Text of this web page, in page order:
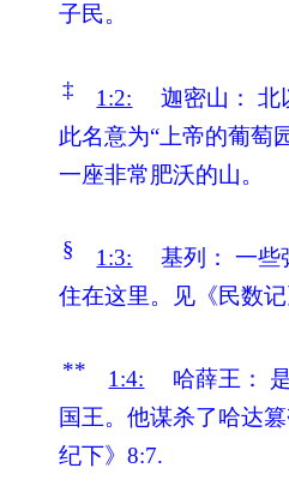
子民。
‡ 1:2: 迦密山：北
此名意为“上帝的葡萄
一座非常肥沃的山。
§ 1:3: 基列：一些
住在这里。见《民数
** 1:4: 哈薛王：
国王。他谋杀了哈达
纪下》8:7.